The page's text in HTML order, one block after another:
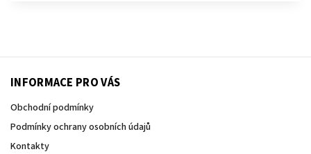
INFORMACE PRO VÁS
Obchodní podmínky
Podmínky ochrany osobních údajů
Kontakty